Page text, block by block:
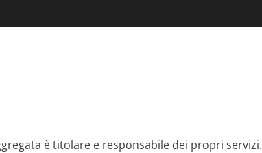
è titolare e responsabile dei propri servizi.